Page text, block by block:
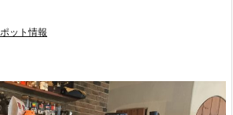
ット情報